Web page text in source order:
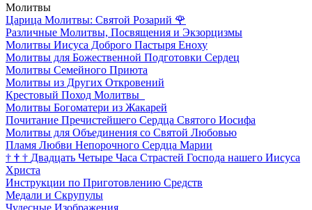
Молитвы
Царица Молитвы: Святой Розарий 🌹
Различные Молитвы, Посвящения и Экзорцизмы
Молитвы Иисуса Доброго Пастыря Еноху
Молитвы для Божественной Подготовки Сердец
Молитвы Семейного Приюта
Молитвы из Других Откровений
Крестовый Поход Молитвы
Молитвы Богоматери из Жакарей
Почитание Пречистейшего Сердца Святого Иосифа
Молитвы для Объединения со Святой Любовью
Пламя Любви Непорочного Сердца Марии
† † † Двадцать Четыре Часа Страстей Господа нашего Иисуса
Христа
Инструкции по Приготовлению Средств
Медали и Скрупулы
Чудесные Изображения